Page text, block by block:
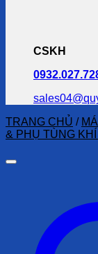
CSKH
TRANG CHỦ /
& PHỤ TÙNG KHÍ